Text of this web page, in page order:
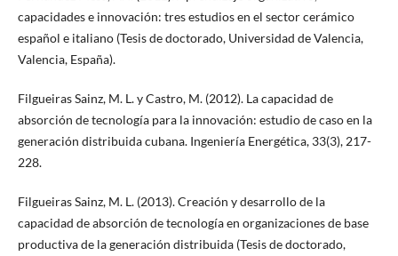
capacidades e innovación: tres estudios en el sector cerámico
español e italiano (Tesis de doctorado, Universidad de Valencia,
Valencia, España).
Filgueiras Sainz, M. L. y Castro, M. (2012). La capacidad de
absorción de tecnología para la innovación: estudio de caso en la
generación distribuida cubana. Ingeniería Energética, 33(3), 217-
228.
Filgueiras Sainz, M. L. (2013). Creación y desarrollo de la
capacidad de absorción de tecnología en organizaciones de base
productiva de la generación distribuida (Tesis de doctorado,